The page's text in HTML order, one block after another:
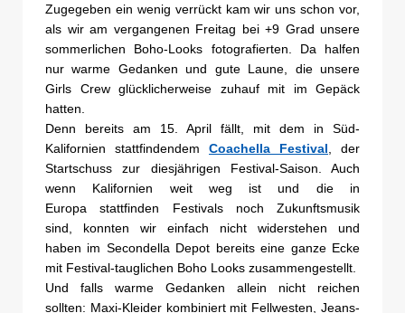
Zugegeben ein wenig verrückt kam wir uns schon vor,
als wir am vergangenen Freitag bei +9 Grad unsere
sommerlichen Boho-Looks fotografierten. Da halfen
nur warme Gedanken und gute Laune, die unsere
Girls Crew glücklicherweise zuhauf mit im Gepäck
hatten.
Denn bereits am 15. April fällt, mit dem in Süd-
Kalifornien stattfindendem Coachella Festival , der
Startschuss zur diesjährigen Festival-Saison. Auch
wenn Kalifornien weit weg ist und die in
Europa stattfinden Festivals noch Zukunftsmusik
sind, konnten wir einfach nicht widerstehen und
haben im Secondella Depot bereits eine ganze Ecke
mit Festival-tauglichen Boho Looks zusammengestellt.
Und falls warme Gedanken allein nicht reichen
sollten: Maxi-Kleider kombiniert mit Fellwesten, Jeans-